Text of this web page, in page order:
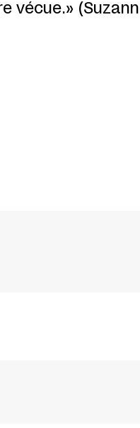
vécue.»